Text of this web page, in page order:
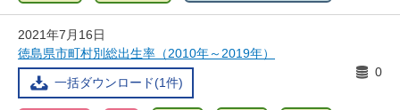
2021年7月16日
徳島県市町村別総出生率（2010年～2019年）
一括ダウンロード(1件)
0